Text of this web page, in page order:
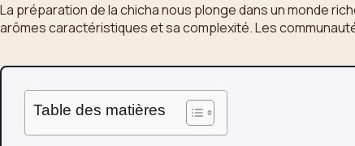
La préparation de la chicha nous plonge dans un monde
arômes caractéristiques et sa complexité. Les
Table des matières